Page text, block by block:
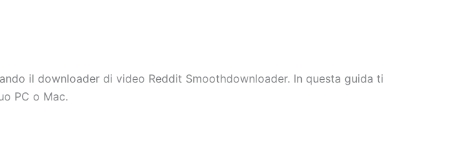
il downloader di video Reddit Smoothdownloader. In questa guida ti
PC o Mac.